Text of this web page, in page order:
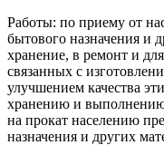
Работы: по приему от
бытового назначения и
хранение, в ремонт и
связанных с
улучшением качества
хранению и
на прокат населению
назначения и других